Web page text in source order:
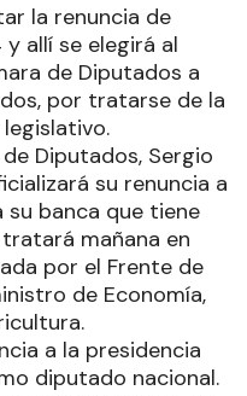
la renuncia de
allí se elegirá al
de Diputados a
por tratarse de la
Diputados, Sergio
su renuncia a
banca que tiene
mañana en
por el Frente de
de Economía,
a la presidencia
diputado nacional.